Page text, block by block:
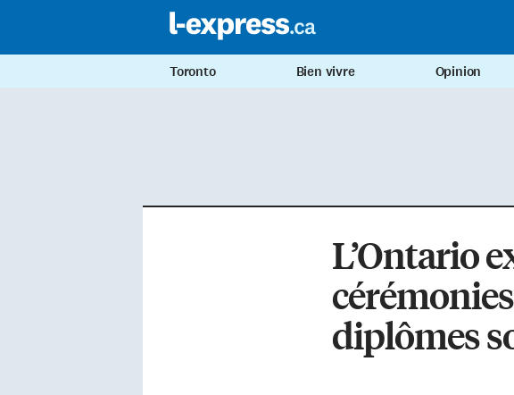
Toronto Bien vivre Opinion
L’Ontario
diplômes